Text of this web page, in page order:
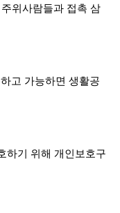
위사람들과 접촉 삼
고 가능하면 생활공
하기 위해 개인보호구